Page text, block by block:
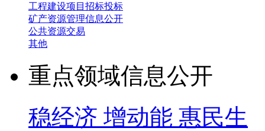
工程建设项目招标投标
矿产资源管理信息公开
公共资源交易
其他
重点领域信息公开
稳经济 增动能 惠民生